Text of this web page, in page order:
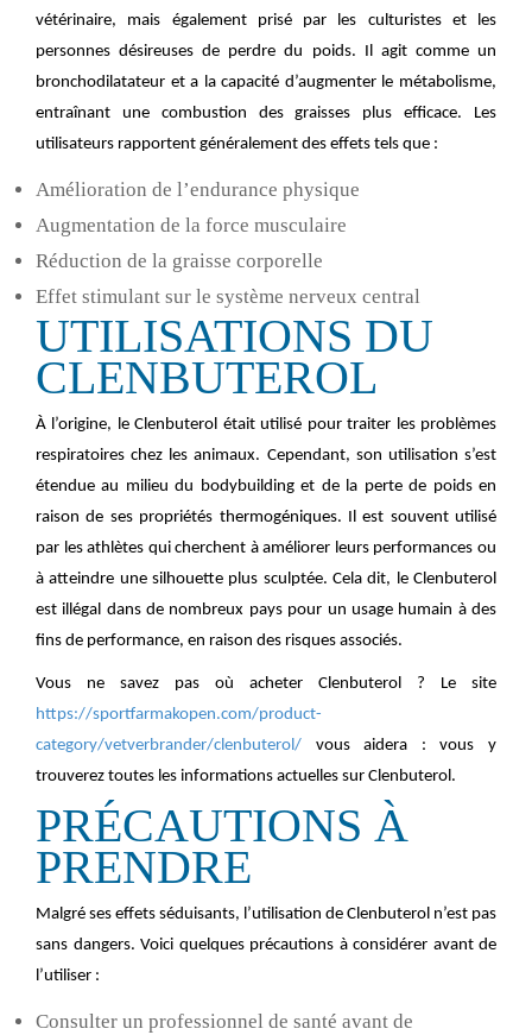
vétérinaire, mais également prisé par les culturistes et les
personnes désireuses de perdre du poids. Il agit comme un
bronchodilatateur et a la capacité d’augmenter le métabolisme,
entraînant une combustion des graisses plus efficace. Les
utilisateurs rapportent généralement des effets tels que :
Amélioration de l’endurance physique
Augmentation de la force musculaire
Réduction de la graisse corporelle
Effet stimulant sur le système nerveux central
UTILISATIONS DU
CLENBUTEROL
À l’origine, le Clenbuterol était utilisé pour traiter les problèmes
respiratoires chez les animaux. Cependant, son utilisation s’est
étendue au milieu du bodybuilding et de la perte de poids en
raison de ses propriétés thermogéniques. Il est souvent utilisé
par les athlètes qui cherchent à améliorer leurs performances ou
à atteindre une silhouette plus sculptée. Cela dit, le Clenbuterol
est illégal dans de nombreux pays pour un usage humain à des
fins de performance, en raison des risques associés.
Vous ne savez pas où acheter Clenbuterol ? Le site
https://sportfarmakopen.com/product-
category/vetverbrander/clenbuterol/ vous aidera : vous y
trouverez toutes les informations actuelles sur Clenbuterol.
PRÉCAUTIONS À
PRENDRE
Malgré ses effets séduisants, l’utilisation de Clenbuterol n’est pas
sans dangers. Voici quelques précautions à considérer avant de
l’utiliser :
Consulter un professionnel de santé avant de